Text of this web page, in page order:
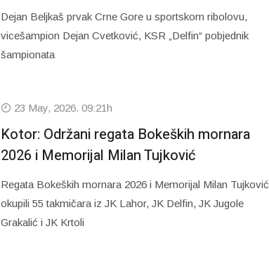
Dejan Beljkaš prvak Crne Gore u sportskom ribolovu,
vicešampion Dejan Cvetković, KSR „Delfin“ pobjednik
šampionata
23 May, 2026. 09:21h
Kotor: Održani regata Bokeških mornara
2026 i Memorijal Milan Tujković
Regata Bokeških mornara 2026 i Memorijal Milan Tujković
okupili 55 takmičara iz JK Lahor, JK Delfin, JK Jugole
Grakalić i JK Krtoli